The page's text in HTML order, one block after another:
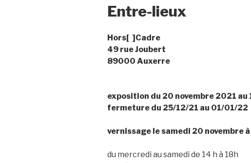
Entre-lieux
Hors[ ]Cadre
49 rue Joubert
89000 Auxerre
exposition du 20 novembre 2021 au
fermeture du 25/12/21 au 01/01/22
vernissage le samedi 20 novembre à
du mercredi au samedi de 14 h à 18h